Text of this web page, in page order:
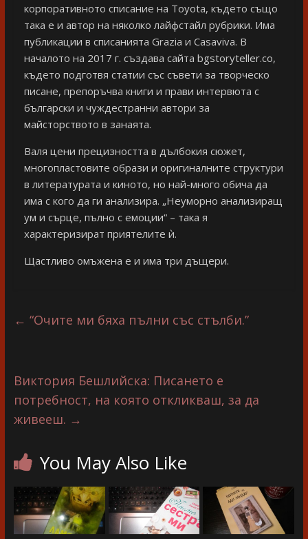
корпоративното списание на Toyota, където също
така е и автор на няколко лайфстайл рубрики. Има
публикации в списанията Grazia и Casaviva. В
началото на 2017 г. създава сайта bgstoryteller.co,
където подготвя статии със съвети за творческо
писане, препоръчва книги и прави интервюта с
български и чуждестранни автори за
майсторството в занаята.
Валя цени прецизността в дълбокия сюжет,
многопластовите образи и оригиналните структури
в литературата и киното, но най-много обича да
има с кого да ги анализира. „Неуморно анализиращ
ум и сърце, пълно с емоции“ – така я
характеризират приятелите ѝ.
Щастливо омъжена е и има три дъщери.
← “Очите ми бяха пълни със стълби.”
Виктория Бешлийска: Писането е
потребност, на която откликваш, за да
живееш. →
You May Also Like